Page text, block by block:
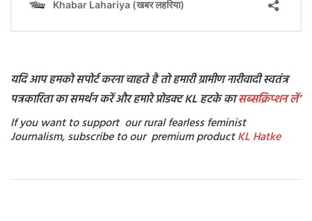
यदि आप हमको सपोर्ट करना चाहते है तो हमारी ग्रामीण नारीवादी स्वतंत्र
पत्रकारिता का समर्थन करें और हमारे प्रोडक्ट KL हटके कासब्सक्रिप्शनलें’
If you want to support our rural fearless feminist
Journalism, subscribe to our premium productKL Hatke